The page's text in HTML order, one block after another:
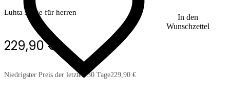
In den
Wunschzettel
Luhta Jacke für herren
229,90 €
Niedrigster Preis der letzten 30 Tage229,90 €